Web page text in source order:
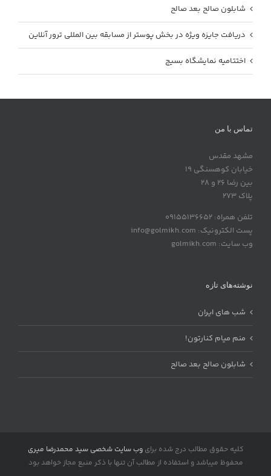
شابلون صالح بعد صالح
دریافت جایزه ویژه در بخش پوستر از مسابقه بین المللی ترور آنلاین
اختتامیه نمایشگاه بسیج
تماس با من
مشهد مقدس
خیابان کوهسنگی 19
بین رضا 26 و 28
پلاک 273
تلفن همراه: 09155136652
پست الکترونیک: info@golmikh.com
وب سایت: golmikh.com
نوشته‌های تازه
شب های ایران
منم میام کنارتون!
شابلون صالح بعد صالح
کلیه حقوق مطالب درج شده برایوب سایت شخصی سید محمدرضا میری
محفوظ میباشد و استفاده از مطالب آن تنها با ذکر منبع مجاز خواهد بود